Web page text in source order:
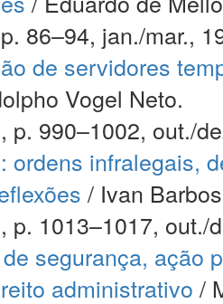
86–94, jan./mar.,
de servidores
Vogel Neto.
p. 990–1002, out./
ordens infralegais,
/ Ivan
p. 1013–1017, out./
segurança, ação
administrativo /